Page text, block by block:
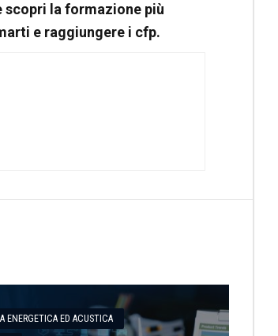
scopri la formazione più
e raggiungere i cfp.
ENERGETICA ED ACUSTICA